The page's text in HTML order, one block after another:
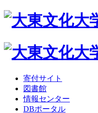
寄付サイト
図書館
情報センター
DBポータル